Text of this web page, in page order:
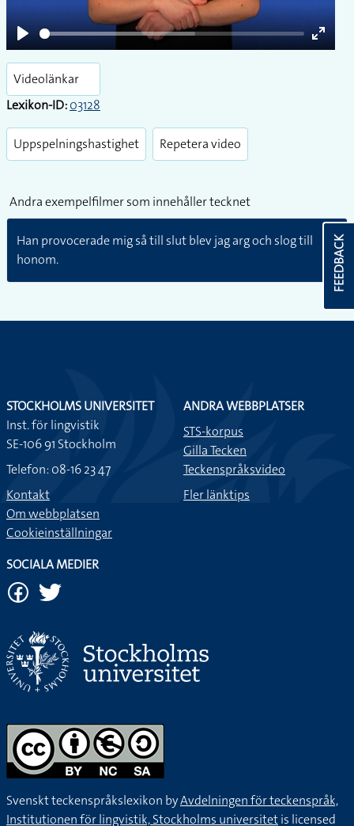
Play
Enter
Videolänkar
Lexikon-ID:03128
Uppspelningshastighet Repetera video
Andra exempelfilmer som innehåller tecknet
Han provocerade mig så till slut blev jag arg och slog till
honom.
FEEDBACK
STOCKHOLMS UNIVERSITET
Inst. för lingvistik
SE-106 91 Stockholm
Telefon: 08-16 23 47
Kontakt
Om webbplatsen
Cookieinställningar
ANDRA WEBBPLATSER
STS-korpus
Gilla Tecken
Teckenspråksvideo
Fler länktips
SOCIALA MEDIER
Svenskt teckenspråkslexikon byAvdelningen för teckenspråk,
Institutionen för lingvistik, Stockholms universitetis licensed